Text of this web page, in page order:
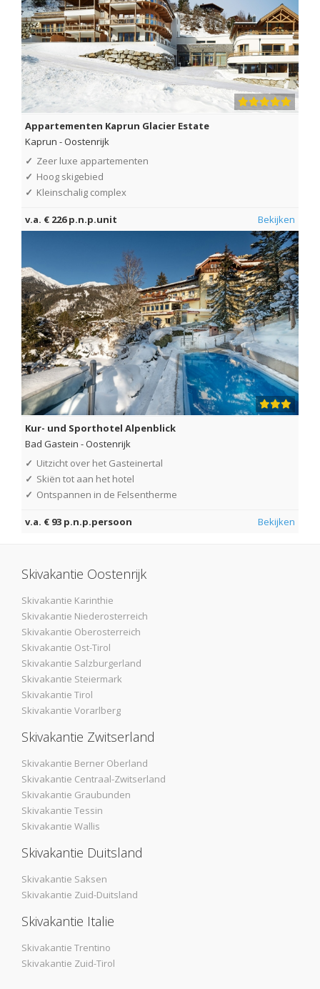
Appartementen Kaprun Glacier Estate
Kaprun -Oostenrijk
✓ Zeer luxe appartementen
✓ Hoog skigebied
✓ Kleinschalig complex
v.a. € 226 p.n.p.unit Bekijken
Kur- und Sporthotel Alpenblick
Bad Gastein -Oostenrijk
✓ Uitzicht over het Gasteinertal
✓ Skiën tot aan het hotel
✓ Ontspannen in de Felsentherme
v.a. € 93 p.n.p.persoon Bekijken
Skivakantie Oostenrijk
Skivakantie Karinthie
Skivakantie Niederosterreich
Skivakantie Oberosterreich
Skivakantie Ost-Tirol
Skivakantie Salzburgerland
Skivakantie Steiermark
Skivakantie Tirol
Skivakantie Vorarlberg
Skivakantie Zwitserland
Skivakantie Berner Oberland
Skivakantie Centraal-Zwitserland
Skivakantie Graubunden
Skivakantie Tessin
Skivakantie Wallis
Skivakantie Duitsland
Skivakantie Saksen
Skivakantie Zuid-Duitsland
Skivakantie Italie
Skivakantie Trentino
Skivakantie Zuid-Tirol